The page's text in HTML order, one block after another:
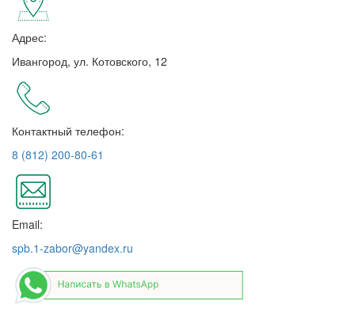
Адрес:
Ивангород, ул. Котовского, 12
Контактный телефон:
8 (812) 200-80-61
Email:
spb.1-zabor@yandex.ru